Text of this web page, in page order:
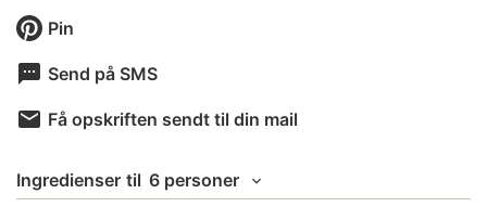
Pin
Send på SMS
Få opskriften sendt til din mail
Ingredienser til 6 personer